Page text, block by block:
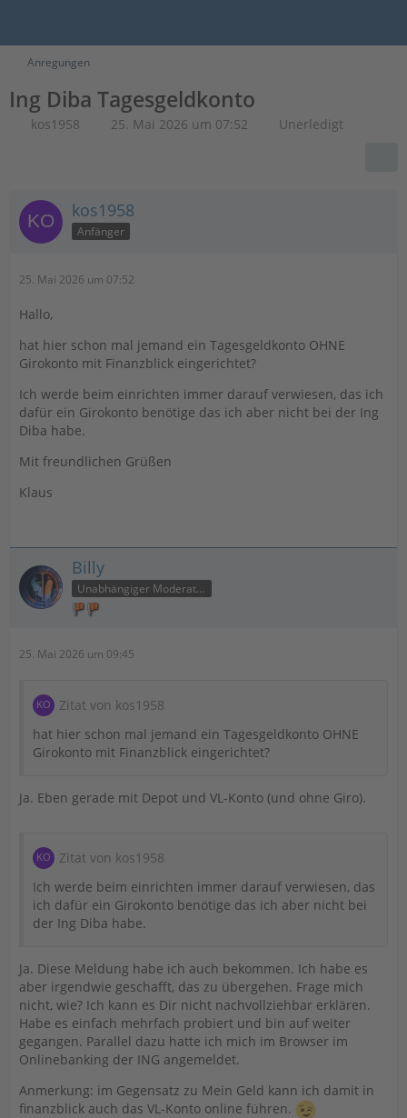
Anregungen
Ing Diba Tagesgeldkonto
kos1958 25. Mai 2026 um 07:52 Unerledigt
kos1958
Anfänger
25. Mai 2026 um 07:52
Hallo,
hat hier schon mal jemand ein Tagesgeldkonto OHNE
Girokonto mit Finanzblick eingerichtet?
Ich werde beim einrichten immer darauf verwiesen, das ich
dafür ein Girokonto benötige das ich aber nicht bei der Ing
Diba habe.
Mit freundlichen Grüßen
Klaus
Billy
Unabhängiger Moderator
25. Mai 2026 um 09:45
Zitat von kos1958
hat hier schon mal jemand ein Tagesgeldkonto OHNE
Girokonto mit Finanzblick eingerichtet?
Ja. Eben gerade mit Depot und VL-Konto (und ohne Giro).
Zitat von kos1958
Ich werde beim einrichten immer darauf verwiesen, das
ich dafür ein Girokonto benötige das ich aber nicht bei
der Ing Diba habe.
Ja. Diese Meldung habe ich auch bekommen. Ich habe es
aber irgendwie geschafft, das zu übergehen. Frage mich
nicht, wie? Ich kann es Dir nicht nachvollziehbar erklären.
Habe es einfach mehrfach probiert und bin auf weiter
gegangen. Parallel dazu hatte ich mich im Browser im
Onlinebanking der ING angemeldet.
Anmerkung: im Gegensatz zu Mein Geld kann ich damit in
finanzblick auch das VL-Konto online führen.